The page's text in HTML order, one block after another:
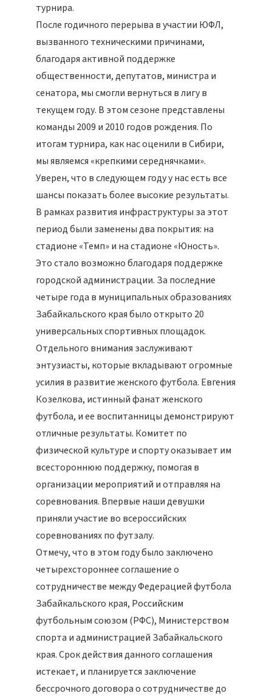
турнира.
После годичного перерыва в участии ЮФЛ,
вызванного техническими причинами,
благодаря активной поддержке
общественности, депутатов, министра и
сенатора, мы смогли вернуться в лигу в
текущем году. В этом сезоне представлены
команды 2009 и 2010 годов рождения. По
итогам турнира, как нас оценили в Сибири,
мы являемся «крепкими середнячками».
Уверен, что в следующем году у нас есть все
шансы показать более высокие результаты.
В рамках развития инфраструктуры за этот
период были заменены два покрытия: на
стадионе «Темп» и на стадионе «Юность».
Это стало возможно благодаря поддержке
городской администрации. За последние
четыре года в муниципальных образованиях
Забайкальского края было открыто 20
универсальных спортивных площадок.
Отдельного внимания заслуживают
энтузиасты, которые вкладывают огромные
усилия в развитие женского футбола. Евгения
Козелкова, истинный фанат женского
футбола, и ее воспитанницы демонстрируют
отличные результаты. Комитет по
физической культуре и спорту оказывает им
всестороннюю поддержку, помогая в
организации мероприятий и отправляя на
соревнования. Впервые наши девушки
приняли участие во всероссийских
соревнованиях по футзалу.
Отмечу, что в этом году было заключено
четырехстороннее соглашение о
сотрудничестве между Федерацией футбола
Забайкальского края, Российским
футбольным союзом (РФС), Министерством
спорта и администрацией Забайкальского
края. Срок действия данного соглашения
истекает, и планируется заключение
бессрочного договора о сотрудничестве до